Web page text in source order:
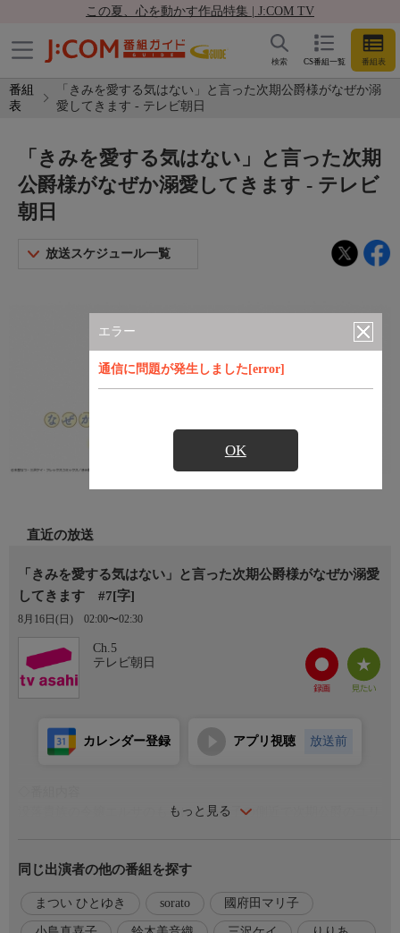
この夏、心を動かす作品特集 | J:COM TV
CS番組一覧 番組表
検索
番組
表
「きみを愛する気はない」と言った次期公爵様がなぜか溺
愛してきます - テレビ朝日
エラー
通信に問題が発生しました[error]
OK
「きみを愛する気はない」と言った次期
公爵様がなぜか溺愛してきます - テレビ
朝日
放送スケジュール一覧
直近の放送
「きみを愛する気はない」と言った次期公爵様がなぜか溺愛
してきます #7[字]
8月16日(日) 02:00〜02:30
Ch.5
テレビ朝日
もっと見る
カレンダー登録 アプリ視聴 放送前
没落貴族の令嬢エルサのもとに、王太子の側近で次期公爵のユリ
「きみを愛するつもりは一切ない」と言い放つユリウスだが、
エルサのまっすぐな温かさに触れ、少しずつ心を通わせていくー
ー。
同じ出演者の他の番組を探す
まつい ひとゆき sorato 國府田マリ子